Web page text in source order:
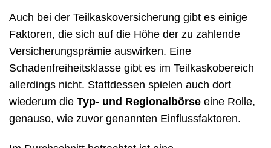
Auch bei der Teilkaskoversicherung gibt es einige
Faktoren, die sich auf die Höhe der zu zahlende
Versicherungsprämie auswirken. Eine
Schadenfreiheitsklasse gibt es im Teilkaskobereich
allerdings nicht. Stattdessen spielen auch dort
wiederum die Typ- und Regionalbörse eine Rolle,
genauso, wie zuvor genannten Einflussfaktoren.